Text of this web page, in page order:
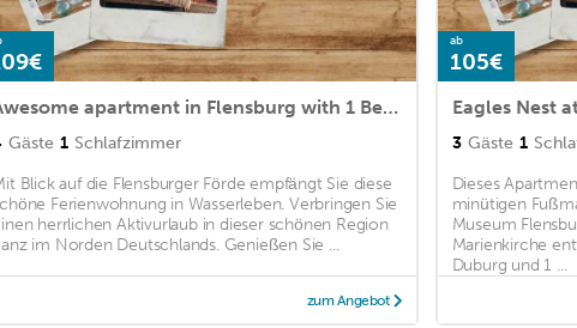
Awesome apartment in Flensburg with 1 Bedrooms
Gäste 1 Schlafzimmer
Blick auf die Flensburger Förde empfängt Sie diese
Ferienwohnung in Wasserleben. Verbringen Sie
herrlichen Aktivurlaub in dieser schönen Region
im Norden Deutschlands. Genießen Sie ...
zum Angebot
ab
105€
Eagles Nest
3 Gäste 1
Dieses
minütigen
Museum
Marienkirche
Duburg und 1 ...